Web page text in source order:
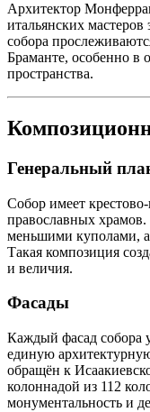
Архитектор
итальянских
собора
Браманте, особенно в
пространства.
Генеральный
Собор имеет
православных
меньшими куполами,
Такая композиция
и величия.
Фасады
Каждый фасад собора
единую
обращён к
колоннадой из 112
монументальность и